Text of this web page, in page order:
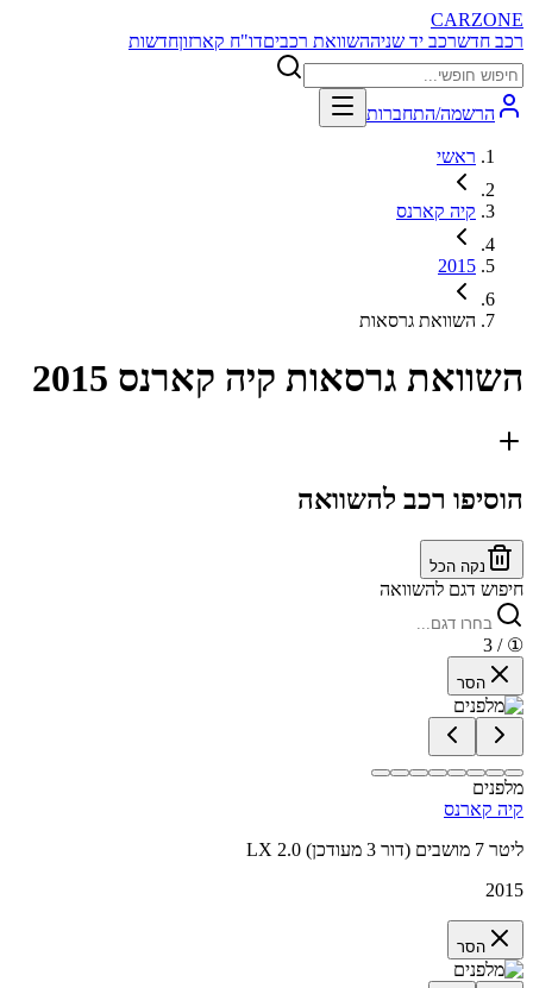
CARZONE
רכב חדשרכב יד שניההשוואת רכביםדו"ח קארזוןחדשות
הרשמה/התחברות
ראשי
קיה קארנס
2015
השוואת גרסאות
השוואת גרסאות קיה קארנס 2015
הוסיפו רכב להשוואה
נקה הכל
חיפוש דגם להשוואה
①
/ 3
הסר
מלפנים
קיה קארנס
LX 2.0 ליטר 7 מושבים (דור 3 מעודכן)
2015
הסר